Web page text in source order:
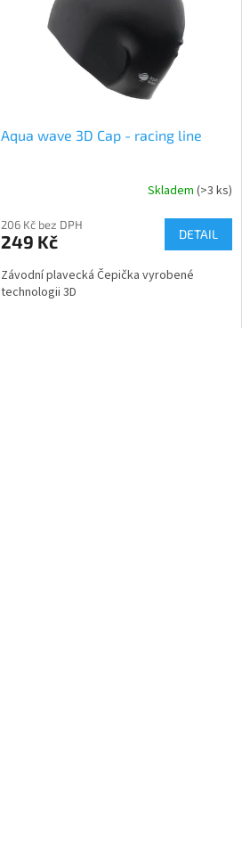
Aqua wave 3D Cap - racing line
Skladem (>3 ks)
206 Kč bez DPH
249 Kč DETAIL
Závodní plavecká Čepička vyrobené
technologii 3D